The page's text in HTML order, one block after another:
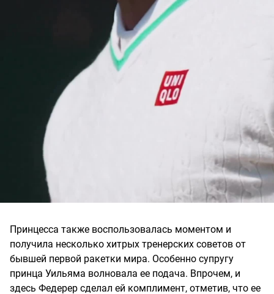
Принцесса также воспользовалась моментом и
получила несколько хитрых тренерских советов от
бывшей первой ракетки мира. Особенно супругу
принца Уильяма волновала ее подача. Впрочем, и
здесь Федерер сделал ей комплимент, отметив, что ее